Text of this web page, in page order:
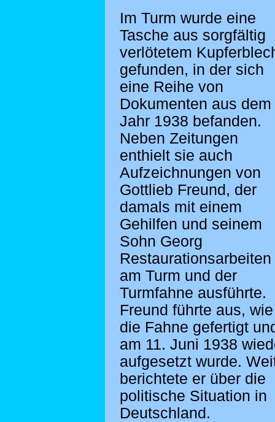
Im Turm wurde eine
Tasche aus sorgfältig
verlötetem
gefunden, in der sich
eine Reihe von
Dokumenten aus dem
Jahr 1938 befanden.
Neben Zeitungen
enthielt sie auch
Aufzeichnungen von
Gottlieb Freund, der
damals mit einem
Gehilfen und seinem
Sohn Georg
Restaurationsarbeiten
am Turm und der
Turmfahne ausführte.
Freund führte aus, wie
die Fahne gefertigt
am 11. Juni 1938
aufgesetzt wurde.
berichtete er über die
politische Situation in
Deutschland.